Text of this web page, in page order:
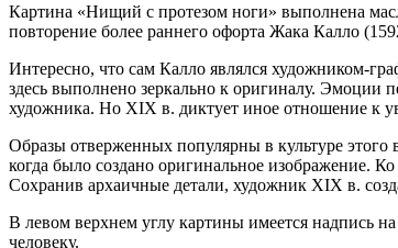
Картина «Нищий с протезом ноги» выполнена
повторение более раннего офорта Жака Калло
Интересно, что сам Калло являлся художником-
здесь выполнено зеркально к оригиналу. Эмоции
художника. Но XIX в. диктует иное отношение к
Образы отверженных популярны в культуре
когда было создано оригинальное изображение.
Сохранив архаичные детали, художник XIX в.
В левом верхнем углу картины имеется надпись
человеку.